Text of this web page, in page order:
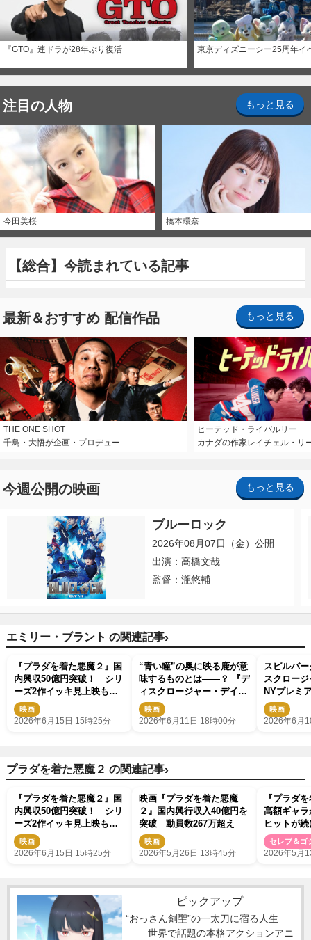
『GTO』連ドラが28年ぶり復活 東京ディズニーシー25周年イ
注目の人物 もっと見る
今田美桜 橋本環奈
【総合】今読まれている記事
最新＆おすすめ 配信作品 もっと見る
THE ONE SHOT
千鳥・大悟が企画・プロデュー…
ヒーテッド・ライバルリー
カナダの作家レイチェル・リ
今週公開の映画 もっと見る
ブルーロック
2026年08月07日（金）公開
出演：高橋文哉
監督：瀧悠輔
エミリー・ブラント の関連記事›
『プラダを着た悪魔２』国
内興収50億円突破！ シリ
ーズ2作イッキ見上映も決
定映画
2026年6月15日 15時25分
“青い瞳”の奥に映る鹿が意
味するものとは――？ 『デ
ィスクロージャー・デイ』
本ビジュアル＆スピルバー
グが語る特別映像解禁
映画
2026年6月11日 18時00分
スピルバ
スクロー
NYプレミ
のUFO情
映画
2026年6月
プラダを着た悪魔２ の関連記事›
『プラダを着た悪魔２』国
内興収50億円突破！ シリ
ーズ2作イッキ見上映も決
定映画
2026年6月15日 15時25分
映画『プラダを着た悪魔
２』国内興行収入40億円を
突破 動員数267万超え
映画
2026年5月26日 13時45分
『プラダ
高額ギャ
ヒットが
の可能性も
セレブ＆ゴ
2026年5月
ピックアップ
“おっさん剣聖”の一太刀に宿る人生
―― 世界で話題の本格アクションアニ